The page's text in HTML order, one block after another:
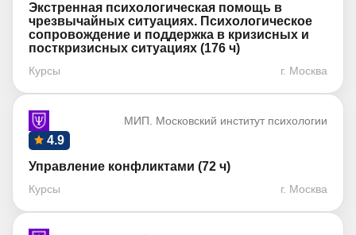
Экстренная психологическая помощь в
чрезвычайных ситуациях. Психологическое
сопровождение и поддержка в кризисных и
посткризисных ситуациях (176 ч)
Курсы г. Москва
МИП. Московский институт психологии
4.9
Управление конфликтами (72 ч)
Курсы г. Москва